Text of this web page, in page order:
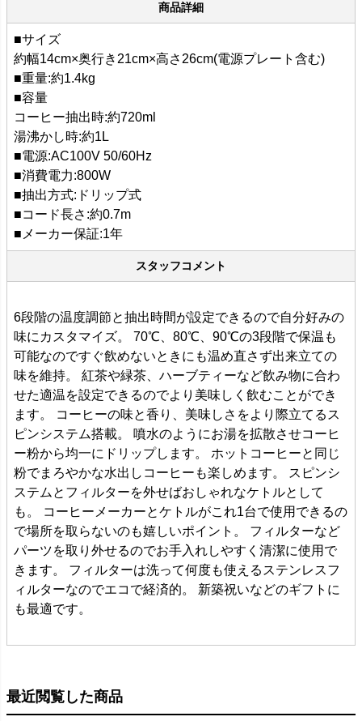
商品詳細
■サイズ
約幅14cm×奥行き21cm×高さ26cm(電源プレート含む)
■重量:約1.4kg
■容量
コーヒー抽出時:約720ml
湯沸かし時:約1L
■電源:AC100V 50/60Hz
■消費電力:800W
■抽出方式:ドリップ式
■コード長さ:約0.7m
■メーカー保証:1年
スタッフコメント
6段階の温度調節と抽出時間が設定できるので自分好みの
味にカスタマイズ。 70℃、80℃、90℃の3段階で保温も
可能なのですぐ飲めないときにも温め直さず出来立ての
味を維持。 紅茶や緑茶、ハーブティーなど飲み物に合わ
せた適温を設定できるのでより美味しく飲むことができ
ます。 コーヒーの味と香り、美味しさをより際立てるス
ピンシステム搭載。 噴水のようにお湯を拡散させコーヒ
ー粉から均一にドリップします。 ホットコーヒーと同じ
粉でまろやかな水出しコーヒーも楽しめます。 スピンシ
ステムとフィルターを外せばおしゃれなケトルとして
も。 コーヒーメーカーとケトルがこれ1台で使用できるの
で場所を取らないのも嬉しいポイント。 フィルターなど
パーツを取り外せるのでお手入れしやすく清潔に使用で
きます。 フィルターは洗って何度も使えるステンレスフ
ィルターなのでエコで経済的。 新築祝いなどのギフトに
も最適です。
最近閲覧した商品